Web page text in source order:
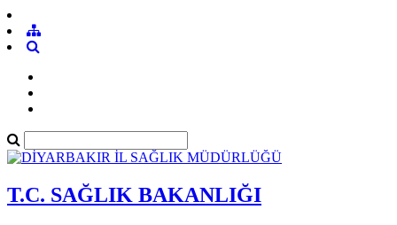
T.C. SAĞLIK BAKANLIĞI